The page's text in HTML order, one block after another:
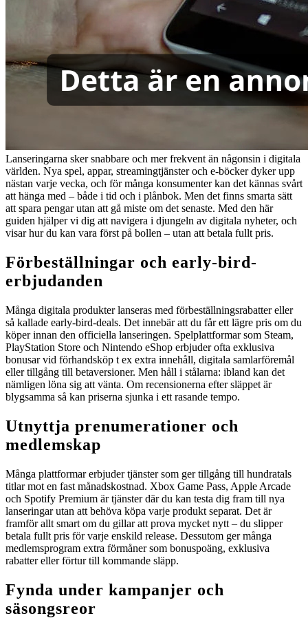
Lanseringarna sker snabbare och mer frekvent än någonsin i digitala
världen. Nya spel, appar, streamingtjänster och e-böcker dyker upp
nästan varje vecka, och för många konsumenter kan det kännas svårt
att hänga med – både i tid och i plånbok. Men det finns smarta sätt
att spara pengar utan att gå miste om det senaste. Med den här
guiden hjälper vi dig att navigera i djungeln av digitala nyheter, och
visar hur du kan vara först på bollen – utan att betala fullt pris.
Förbeställningar och early-bird-
erbjudanden
Många digitala produkter lanseras med förbeställningsrabatter eller
så kallade early-bird-deals. Det innebär att du får ett lägre pris om du
köper innan den officiella lanseringen. Spelplattformar som Steam,
PlayStation Store och Nintendo eShop erbjuder ofta exklusiva
bonusar vid förhandsköp t ex extra innehåll, digitala samlarföremål
eller tillgång till betaversioner. Men håll i stålarna: ibland kan det
nämligen löna sig att vänta. Om recensionerna efter släppet är
blygsamma så kan priserna sjunka i ett rasande tempo.
Utnyttja prenumerationer och
medlemskap
Många plattformar erbjuder tjänster som ger tillgång till hundratals
titlar mot en fast månadskostnad. Xbox Game Pass, Apple Arcade
och Spotify Premium är tjänster där du kan testa dig fram till nya
lanseringar utan att behöva köpa varje produkt separat. Det är
framför allt smart om du gillar att prova mycket nytt – du slipper
betala fullt pris för varje enskild release. Dessutom ger många
medlemsprogram extra förmåner som bonuspoäng, exklusiva
rabatter eller förtur till kommande släpp.
Fynda under kampanjer och
säsongsreor